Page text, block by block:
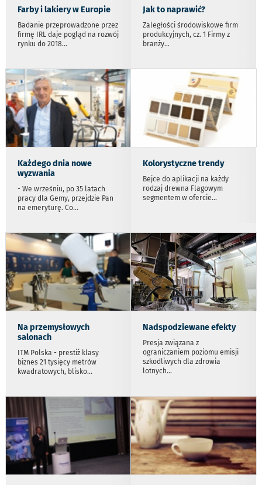
Farby i lakiery w Europie
Badanie przeprowadzone przez
firmę IRL daje pogląd na rozwój
rynku do 2018...
Jak to naprawić?
Zaległości środowiskowe firm
produkcyjnych, cz. 1 Firmy z
branży...
Każdego dnia nowe
wyzwania
- We wrześniu, po 35 latach
pracy dla Gemy, przejdzie Pan
na emeryturę. Co...
Kolorystyczne trendy
Bejce do aplikacji na każdy
rodzaj drewna Flagowym
segmentem w ofercie...
Na przemysłowych
salonach
ITM Polska - prestiż klasy
biznes 21 tysięcy metrów
kwadratowych, blisko...
Nadspodziewane efekty
Presja związana z
ograniczaniem poziomu emisji
szkodliwych dla zdrowia
lotnych...